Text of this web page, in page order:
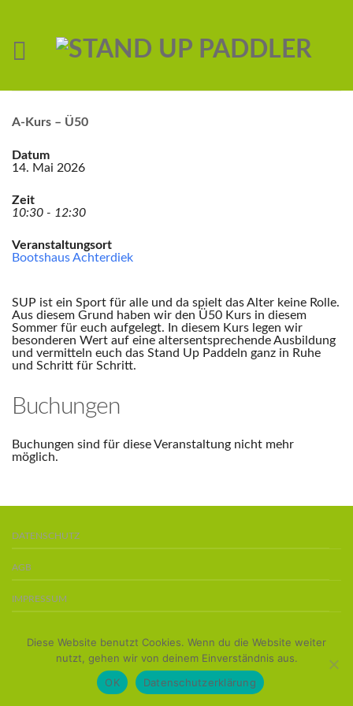
A-Kurs – Ü50
Datum
14. Mai 2026
Zeit
10:30 - 12:30
Veranstaltungsort
Bootshaus Achterdiek
SUP ist ein Sport für alle und da spielt das Alter keine Rolle.
Aus diesem Grund haben wir den Ü50 Kurs in diesem
Sommer für euch aufgelegt. In diesem Kurs legen wir
besonderen Wert auf eine altersentsprechende Ausbildung
und vermitteln euch das Stand Up Paddeln ganz in Ruhe
und Schritt für Schritt.
Buchungen
Buchungen sind für diese Veranstaltung nicht mehr
möglich.
DATENSCHUTZ
AGB
IMPRESSUM
Copyright 2016 ©Team Stand-Up-Paddler
Diese Website benutzt Cookies. Wenn du die Website weiter
nutzt, gehen wir von deinem Einverständnis aus.
OK
Datenschutzerklärung